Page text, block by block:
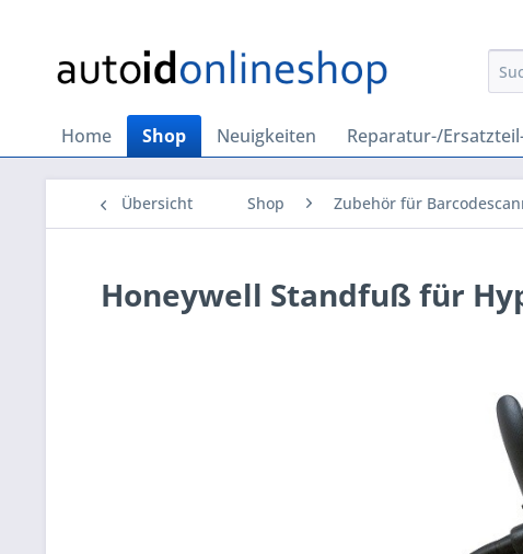
Home Shop Neuigkeiten Reparatur-/
Übersicht Shop Zubehör für
Honeywell Standfuß für